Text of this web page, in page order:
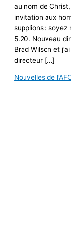
au nom de
invitation aux
supplions : soyez
5.20. Nouveau
Brad Wilson et
directeur […]
Nouvelles de